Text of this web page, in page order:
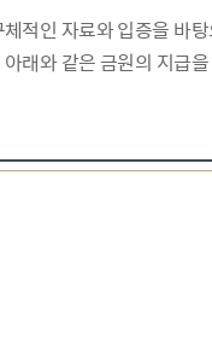
적인 자료와 입증을 바
래와 같은 금원의 지급